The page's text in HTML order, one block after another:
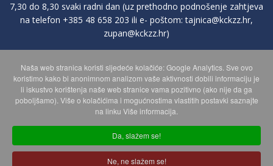
7,30 do 8,30 svaki radni dan (uz prethodno podnošenje zahtjeva
na telefon +385 48 658 203 ili e- poštom:tajnica@kckzz.hr,
zupan@kckzz.hr)
POLITIKA ZAŠTITE PRIVATNOSTI OSOBNIH PODATAKA
MAPA WEBA
Copyright © 2026 Koprivničko - križevačka županija. Sva prava
Naša web stranica koristi sljedeće kolačiće: Google Analytics. Sve ovo
koristimo kako bi anonimnom analizom vaše aktivnosti dobili informaciju je
li iskustvo korištenja naše web stranice vama pozitivno (ako nije da ga
poboljšamo). Više o kolačićima i mogućnostima vlastitih postavki saznajte
na linku Više informacija.
Da, slažem se!
Ne, ne slažem se!